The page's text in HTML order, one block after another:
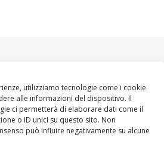
utilizziamo tecnologie come i cookie
alle informazioni del dispositivo. Il
ci permetterà di elaborare dati come il
o ID unici su questo sito. Non
può influire negativamente su alcune